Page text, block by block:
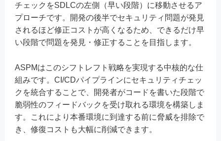
チェックをSDLCの左側（早い段階）に移動させるア
プローチです。開発の後半でセキュリティ問題が発見
されるほど修正コストが高くなるため、できるだけ早
い段階で問題を発見・修正することを目指します。
ASPMはこのシフトレフト戦略を実現する中核的な仕
組みです。CI/CDパイプラインにセキュリティチェッ
クを統合することで、開発者がコードを書いた段階で
脆弱性のフィードバックを受け取れる環境を構築しま
す。これにより本番環境に到達する前に脅威を排除で
き、修復コストも大幅に削減できます。